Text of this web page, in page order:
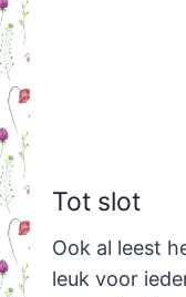
Tot slot
Ook al leest
leuk voor